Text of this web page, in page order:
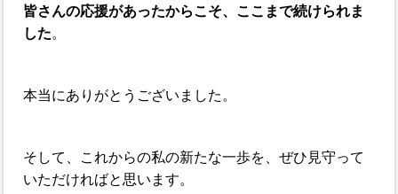
皆さんの応援があったからこそ、ここまで続けられま
した。
本当にありがとうございました。
そして、これからの私の新たな一歩を、ぜひ見守って
いただければと思います。